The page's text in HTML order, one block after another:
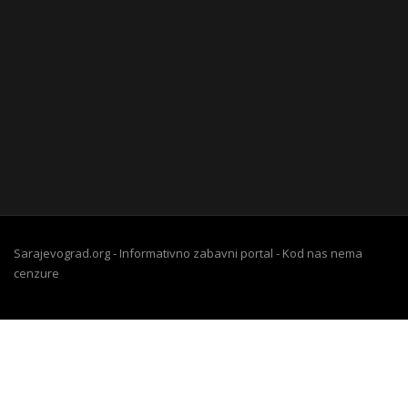
Sarajevograd.org - Informativno zabavni portal - Kod nas nema
cenzure